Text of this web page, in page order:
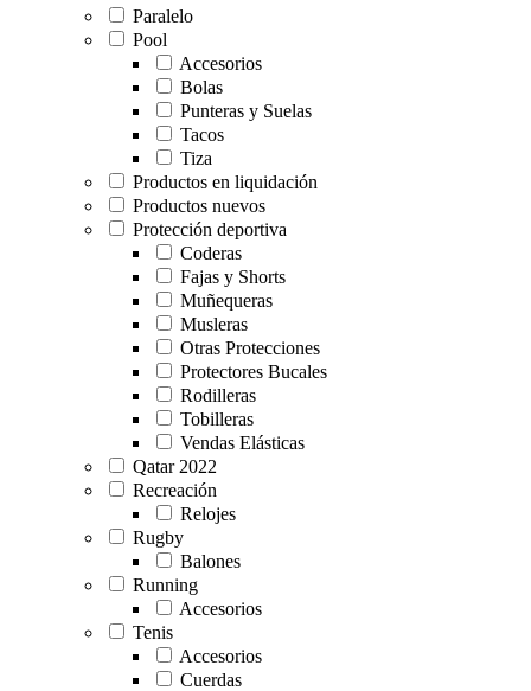
Paralelo
Pool
Accesorios
Bolas
Punteras y Suelas
Tacos
Tiza
Productos en liquidación
Productos nuevos
Protección deportiva
Coderas
Fajas y Shorts
Muñequeras
Musleras
Otras Protecciones
Protectores Bucales
Rodilleras
Tobilleras
Vendas Elásticas
Qatar 2022
Recreación
Relojes
Rugby
Balones
Running
Accesorios
Tenis
Accesorios
Cuerdas